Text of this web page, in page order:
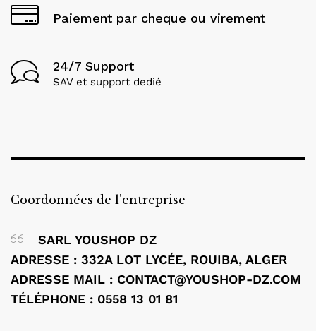
Paiement par cheque ou virement
24/7 Support
SAV et support dedié
Coordonnées de l'entreprise
SARL YOUSHOP DZ
ADRESSE : 332A LOT LYCÉE, ROUIBA, ALGER
ADRESSE MAIL : CONTACT@YOUSHOP-DZ.COM
TÉLÉPHONE : 0558 13 01 81